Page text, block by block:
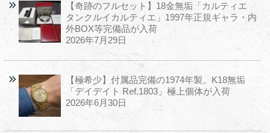
【奇跡のフルセット】18金無垢「カルティエ
タンクルイカルティエ」1997年正規ギャラ・内
外BOX等完備品が入荷
2026年7月29日
【極希少】付属品完備の1974年製。K18無垢
「デイデイト Ref.1803」極上個体が入荷
2026年6月30日